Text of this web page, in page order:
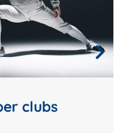
clubs